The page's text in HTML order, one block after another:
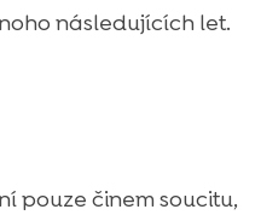
následujících let.
pouze činem soucitu,